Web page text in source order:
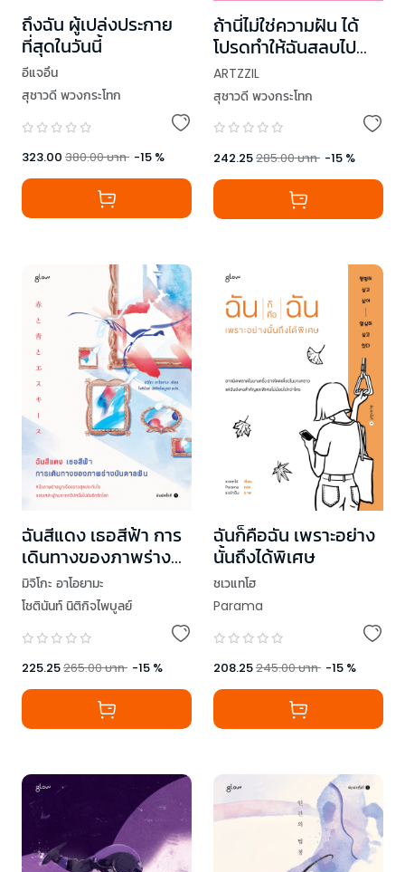
ถึงฉัน ผู้เปล่งประกาย
ที่สุดในวันนี้
อีแจอึน
สุชาวดี พวงกระโทก
323.00 380.00บาท -15 %
ถ้านี่ไม่ใช่ความฝัน ได้
โปรดทำให้ฉันสลบไป
เถอะ!
ARTZZIL
สุชาวดี พวงกระโทก
242.25285.00บาท -15 %
ฉันสีแดง เธอสีฟ้า การ
เดินทางของภาพร่าง
บันดาลฝัน
มิจิโกะ อาโอยามะ
โชตินันท์ นิติกิจไพบูลย์
225.25265.00บาท -15 %
ฉันก็คือฉัน เพราะอย่าง
นั้นถึงได้พิเศษ
ชเวแทโฮ
Parama
208.25245.00บาท -15 %